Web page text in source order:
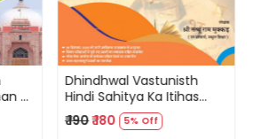
Ki
की
Dhindhwal Vastunisth
Hindi Sahitya Ka Itihas
(Objective Hindi Literature
History) By Nathu Ram
₹ 190₹ 180 5% Off